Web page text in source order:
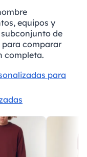
equipos y
de
para comparar
completa.
para